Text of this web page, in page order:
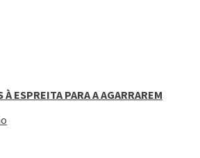
ESPREITA PARA A AGARRAREM